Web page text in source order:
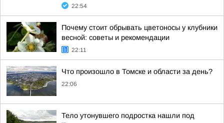
22:54
Почему стоит обрывать цветоносы у клубники
весной: советы и рекомендации
22:11
Что произошло в Томске и области за день?
22:06
Тело утонувшего подростка нашли под